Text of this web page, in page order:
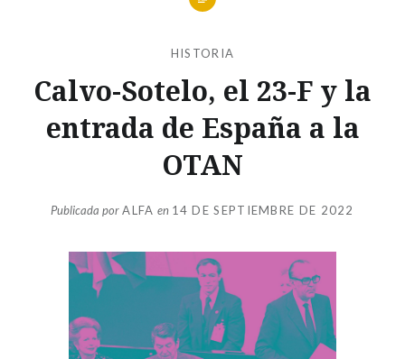
HISTORIA
Calvo-Sotelo, el 23-F y la
entrada de España a la
OTAN
Publicada porALFA en 14 DE SEPTIEMBRE DE 2022